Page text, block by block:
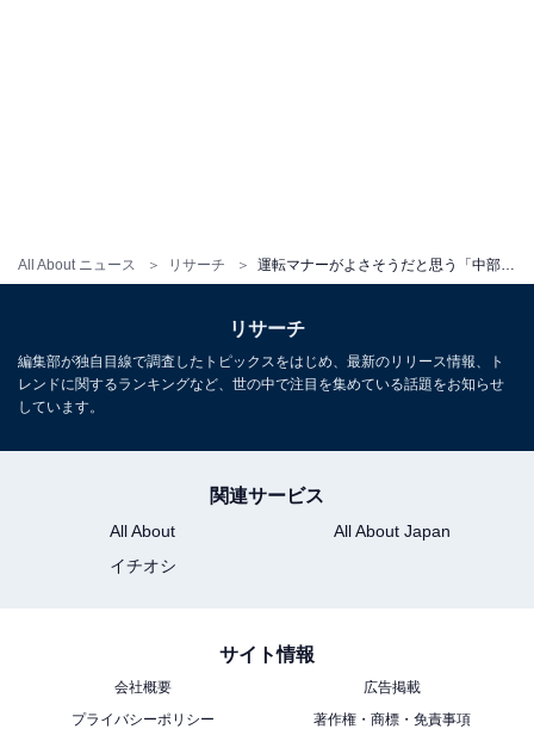
All About ニュース リサーチ
リサーチ
編集部が独自目線で調査したトピックスをはじめ、最新のリリース情報、ト
レンドに関するランキングなど、世の中で注目を集めている話題をお知らせ
しています。
関連サービス
All About
All About Japan
イチオシ
サイト情報
会社概要
広告掲載
プライバシーポリシー
著作権・商標・免責事項